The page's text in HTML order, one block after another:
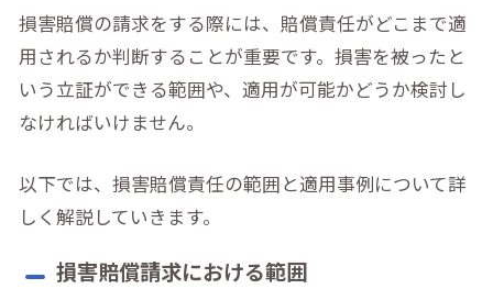
損害賠償の請求をする際には、賠償責任がどこまで適
用されるか判断することが重要です。損害を被ったと
いう立証ができる範囲や、適用が可能かどうか検討し
なければいけません。
以下では、損害賠償責任の範囲と適用事例について詳
しく解説していきます。
損害賠償請求における範囲